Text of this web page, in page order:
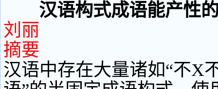
汉语构式成语能产性
刘丽
摘要
汉语中存在大量诸如“不X